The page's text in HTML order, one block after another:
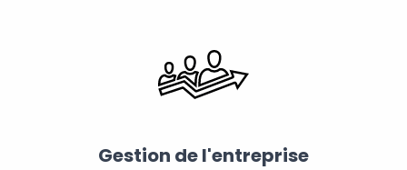
Gestion de l'entreprise